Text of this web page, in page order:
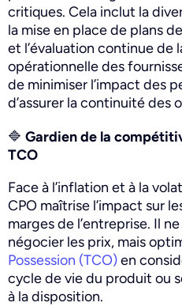
critiques. Cela inclut la
la mise en place de plans
et l’évaluation continue de
opérationnelle des
de minimiser l’impact des
d’assurer la continuité des
🔷 Gardien de la
TCO
Face à l’inflation et à la
CPO maîtrise l’impact sur
marges de l’entreprise. Il
négocier les prix, mais
Possession (TCO)en
cycle de vie du produit ou
à la disposition.